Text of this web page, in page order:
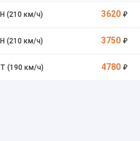
H (210 км/ч) 3620 ₽
H (210 км/ч) 3750 ₽
T (190 км/ч) 4780 ₽